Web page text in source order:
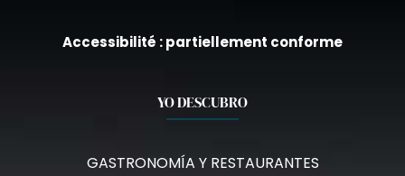
Accessibilité : partiellement conforme
YO DESCUBRO
GASTRONOMÍA Y RESTAURANTES